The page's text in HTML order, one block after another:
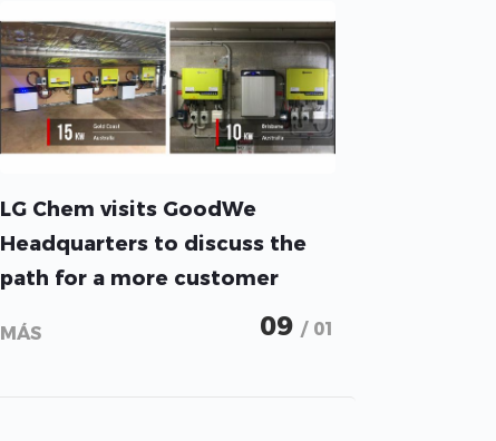
LG Chem visits GoodWe
Headquarters to discuss the
path for a more customer
centric photovoltaic ESS
package
MÁS 09 / 01